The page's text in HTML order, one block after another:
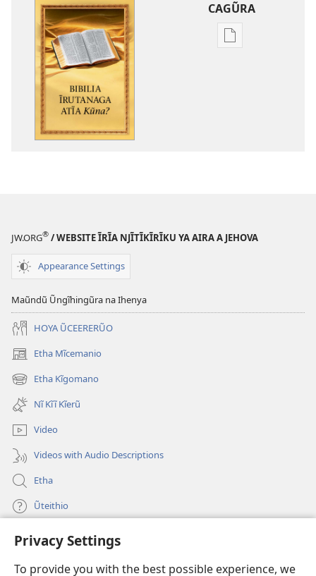
Privacy Settings
To provide you with the best possible experience, we
CAGŨRA
Mabuku
JW.ORG® / WEBSITE ĨRĨA NJĨTĨKĨRĨKU YA AIRA A JEHOVA
Appearance Settings
Maũndũ Ũngĩhingũra na Ihenya
HOYA ŨCEERERŨO
Etha Mĩcemanio
(opens
new
window)
Etha Kĩgomano
(opens
new
window)
Nĩ Kĩĩ Kĩerũ
Video
Videos with Audio Descriptions
Etha
Ũteithio
Mĩhothi
(opens